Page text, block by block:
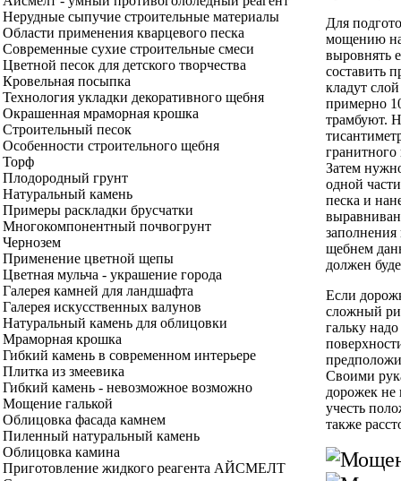
Нерудные сыпучие строительные материалы
Области применения кварцевого песка
Современные сухие строительные смеси
Цветной песок для детского творчества
Кровельная посыпка
Технология укладки декоративного щебня
Окрашенная мраморная крошка
Строительный песок
Особенности строительного щебня
Торф
Плодородный грунт
Натуральный камень
Примеры раскладки брусчатки
Многокомпонентный почвогрунт
Чернозем
Применение цветной щепы
Цветная мульча - украшение города
Галерея камней для ландшафта
Галерея искусственных валунов
Натуральный камень для облицовки
Мраморная крошка
Гибкий камень в современном интерьере
Плитка из змеевика
Гибкий камень - невозможное возможно
Мощение галькой
Облицовка фасада камнем
Пиленный натуральный камень
Облицовка камина
Приготовление жидкого реагента АЙСМЕЛТ
Для
мощению
выровнять
составить
кладут
примерно
трамбуют.
Затем
одной
песка и
щебнем
должен
Если
сложный
гальку
Своими
дорожек не
учесть
также